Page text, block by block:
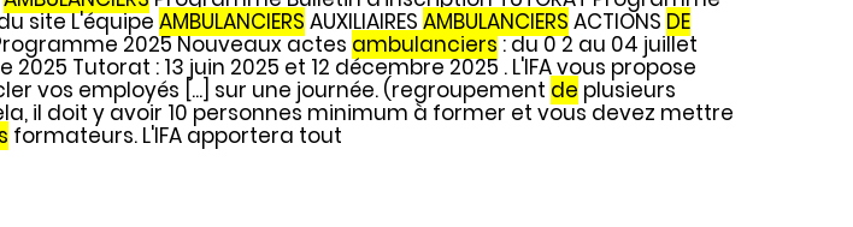
site L'équipe AMBULANCIERS AUXILIAIRES AMBULANCIERS ACTIONS DE
Programme 2025 Nouveaux actes ambulanciers: du 0 2 au 04 juillet
2025 Tutorat : 13 juin 2025 et 12 décembre 2025 . L'IFA vous propose
vos employés [...] sur une journée. (regroupement de plusieurs
il doit y avoir 10 personnes minimum à former et vous devez mettre
formateurs. L'IFA apportera tout